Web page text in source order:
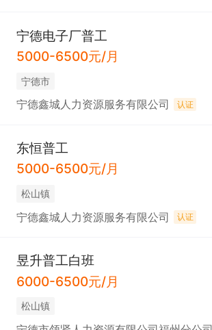
宁德电子厂普工
5000-6500元/月
宁德市
宁德鑫城人力资源服务有限公司 认证
东恒普工
5000-6500元/月
松山镇
宁德鑫城人力资源服务有限公司 认证
昱升普工白班
6000-6500元/月
松山镇